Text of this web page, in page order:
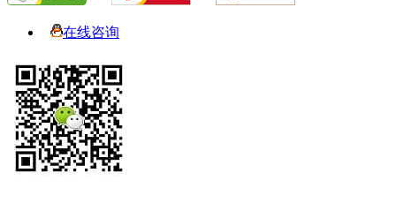
在线咨询